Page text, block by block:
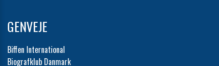
GENVEJE
Biffen International
Biografklub Danmark